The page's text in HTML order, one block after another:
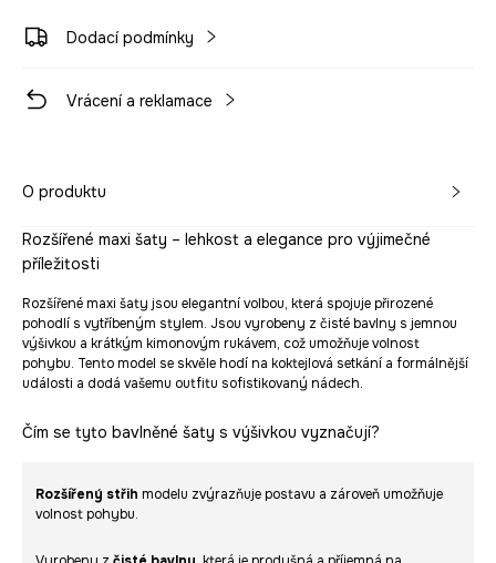
Dodací podmínky
Vrácení a reklamace
O produktu
Rozšířené maxi šaty – lehkost a elegance pro výjimečné
příležitosti
Rozšířené maxi šaty jsou elegantní volbou, která spojuje přirozené
pohodlí s vytříbeným stylem. Jsou vyrobeny z čisté bavlny s jemnou
výšivkou a krátkým kimonovým rukávem, což umožňuje volnost
pohybu. Tento model se skvěle hodí na koktejlová setkání a formálnější
události a dodá vašemu outfitu sofistikovaný nádech.
Čím se tyto bavlněné šaty s výšivkou vyznačují?
Rozšířený střih modelu zvýrazňuje postavu a zároveň umožňuje
volnost pohybu.